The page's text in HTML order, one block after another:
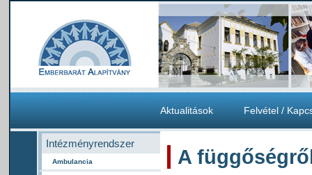
Aktualitások Felvétel /
Intézményrendszer
Ambulancia
A